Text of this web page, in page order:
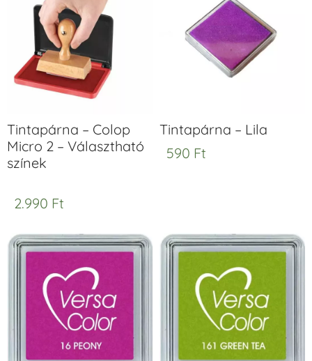
Tintapárna – Colop
Micro 2 – Választható
színek
2.990 Ft
Tintapárna – Lila
590 Ft